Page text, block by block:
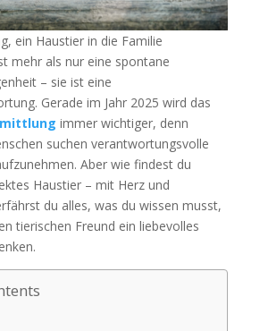
ein Haustier in die Familie
mehr als nur eine spontane
– sie ist eine
Gerade im Jahr 2025 wird das
immer wichtiger, denn
suchen verantwortungsvolle
Aber wie findest du
Haustier – mit Herz und
du alles, was du wissen musst,
tierischen Freund ein liebevolles